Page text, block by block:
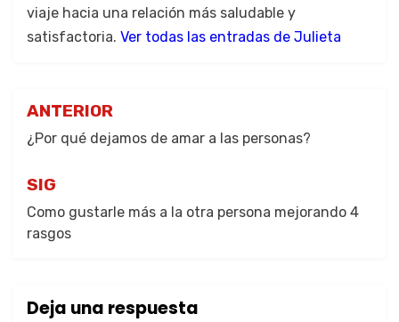
viaje hacia una relación más saludable y
satisfactoria. Ver todas las entradas de Julieta
ANTERIOR
¿Por qué dejamos de amar a las personas?
SIG
Como gustarle más a la otra persona mejorando 4
rasgos
Deja una respuesta